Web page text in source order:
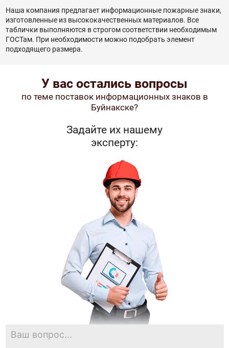
Наша компания предлагает информационные пожарные знаки,
изготовленные из высококачественных материалов. Все
таблички выполняются в строгом соответствии необходимым
ГОСТам. При необходимости можно подобрать элемент
подходящего размера.
У вас остались вопросы
по теме поставок информационных знаков в
Буйнакске?
Задайте их нашему
эксперту: